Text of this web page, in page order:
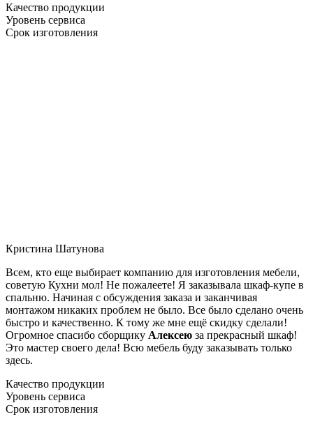
Качество продукции
Уровень сервиса
Срок изготовления
Кристина Шатунова
Всем, кто еще выбирает компанию для изготовления мебели,
советую Кухни мол! Не пожалеете! Я заказывала шкаф-купе в
спальню. Начиная с обсуждения заказа и заканчивая
монтажом никаких проблем не было. Все было сделано очень
быстро и качественно. К тому же мне ещё скидку сделали!
Огромное спасибо сборщику Алексею за прекрасный шкаф!
Это мастер своего дела! Всю мебель буду заказывать только
здесь.
Качество продукции
Уровень сервиса
Срок изготовления